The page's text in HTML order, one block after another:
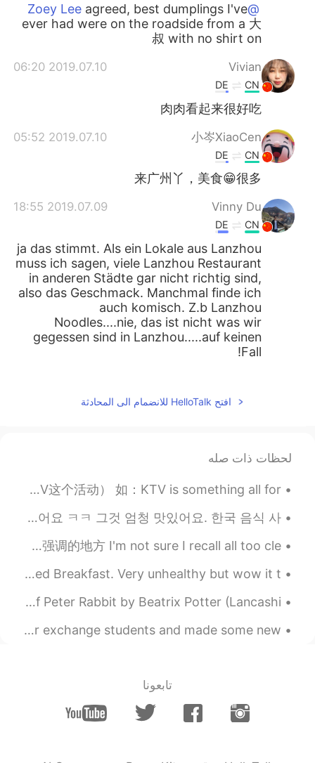
@Zoey Lee
agreed, best dumplings I've
ever had were on the roadside from a 大
叔 with no shirt on
Vivian
2019.07.10 06:20
CN
DE
肉肉看起来很好吃
小岑XiaoCen
2019.07.10 05:52
CN
DE
来广州丫，美食😁很多
Vinny Du
2019.07.09 18:55
CN
DE
ja das stimmt. Als ein Lokale aus Lanzhou
muss ich sagen, viele Lanzhou Restaurant
in anderen Städte gar nicht richtig sind,
also das Geschmack. Manchmal finde ich
auch komisch. Z.b Lanzhou
Noodles....nie, das ist nicht was wir
gegessen sind in Lanzhou.....auf keinen
Fall!
DE
吃的东西我很愿意付很多。
我要说实话
。钱不是问题， 当 有很棒、
好吃的东西 时， 我很愿意付很多。
我的问题是这个菜也没 怎么特别，我们
下次不参加了。
下次不参加了。
2019.07.09 16:56
Yeah, the guy opposite me
Tao
2019.07.09 16:46
افتح HelloTalk للانضمام الى المحادثة
لحظات ذات صله
今天晚上的问题：什么时候加 'the'？ 'the'是重视什么？ The KTV 还是 KTV? 没有'the'：（说KTV这个活动） 如：KTV is something all for...
오늘은 경복궁에 갔어요! 여기에 진짜 엄청 예뻐서 많이 사진을 찍었어요 !! 경복궁 구경은 후에 음식 마켓도 갔어요 떡볶이 먹어봤어요 ㅋㅋ 그것 엄청 맛있어요. 한국 음식 사...
今天的问题：'我记不太清楚' 用英语怎么表达 I can't *really* remember (正常）**要强调的地方 I'm not sure I recall all too cle...
Anyone tried a bacon and egg sandwich In England or Cooked Breakfast. Very unhealthy but wow it t...
British Pronunciation and Narration — 3 🇬🇧 The Tale Of Peter Rabbit by Beatrix Potter (Lancashi...
Today was Student Orienteering at 동국대학교 ! I met lots of other exchange students and made some new...
تابعونا